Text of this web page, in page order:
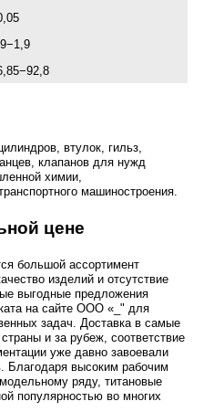
втулок, гильз,
клапанов для нужд
химии,
машиностроения.
цене
большой ассортимент
изделий и отсутствие
выгодные предложения
на сайте ООО «_" для
задач. Доставка в самые
и за рубеж, соответствие
уже давно завоевали
Благодаря высоким рабочим
ряду, титановые
популярностью во многих